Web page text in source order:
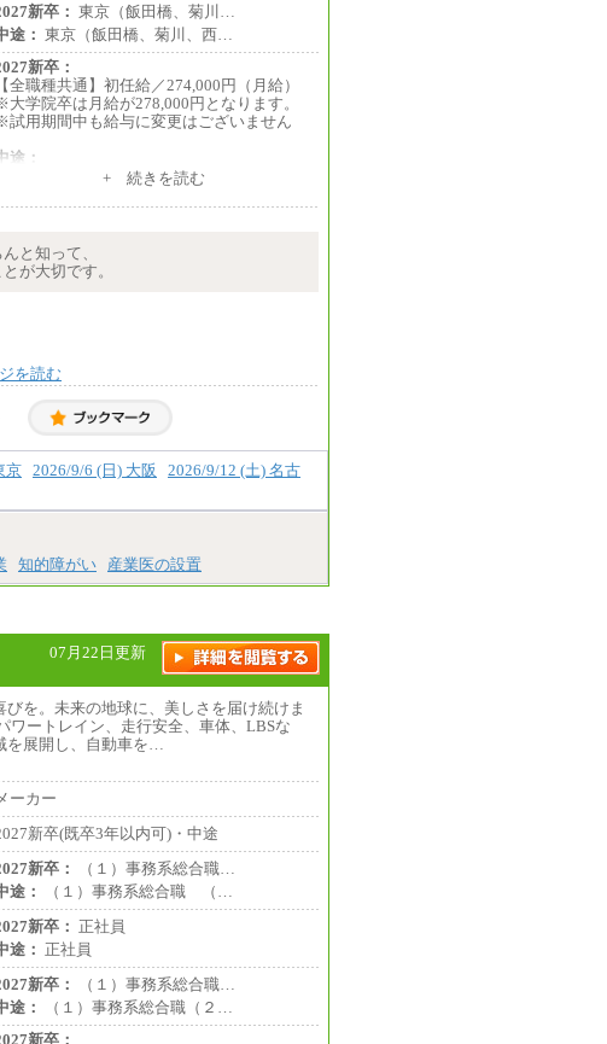
新卒： 東京（飯田橋、菊川…
途： 東京（飯田橋、菊川、西…
新卒：
【全職種共通】初任給／274,000円（月給）
大学院卒は月給が278,000円となります。
試用期間中も給与に変更はございません
途：
（１）～（４）274,000円（月給）～
（５）235,000円（月給）～
経験・年齢などを考慮のうえ、当社規程に
務内容・勤務形態に応じて、上記給与の
囲内でご相談をさせていただく事がありま
+ 続きを読む
と知って、
が大切です。
を読む
京 2026/9/6 (日) 大阪
2026/9/12 (土) 名古
知的障がい 産業医の設置
07月22日更新
びを。未来の地球に、美しさを届け続けま
ワートレイン、走行安全、車体、LBSな
を展開し、自動車を…
メーカー
新卒(既卒3年以内可)・中途
新卒：
（１）事務系総合職…
途：
（１）事務系総合職 （…
新卒： 正社員
途： 正社員
新卒：
（１）事務系総合職…
途：
（１）事務系総合職（２…
新卒：